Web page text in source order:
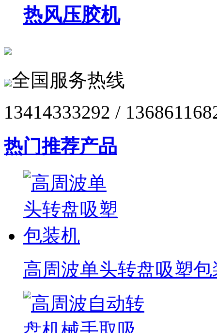
热风压胶机
全国服务热线
13414333292 /
热门推荐产品
高周波单头转盘吸塑包